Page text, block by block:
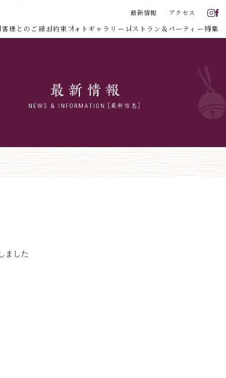
最新情報 アクセス
客様とのご縁お約束フォトギャラリー レストラン＆パーティー特集
ました